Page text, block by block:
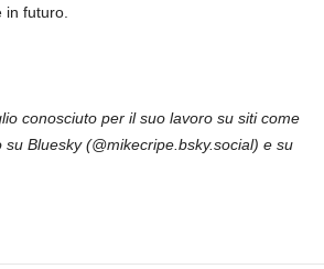
futuro.
conosciuto per il suo lavoro su siti come
Bluesky (@mikecripe.bsky.social) e su